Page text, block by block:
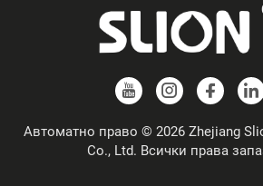
Автоматно право © 2026 Zhejiang
Co., Ltd. Всички права